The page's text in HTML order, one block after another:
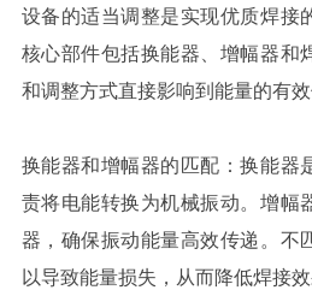
设备的适当调整是实现优质焊接
核心部件包括换能器、增幅器和
和调整方式直接影响到能量的有效
换能器和增幅器的匹配：换能器
责将电能转换为机械振动。增幅
器，确保振动能量高效传递。不
以导致能量损失，从而降低焊接效